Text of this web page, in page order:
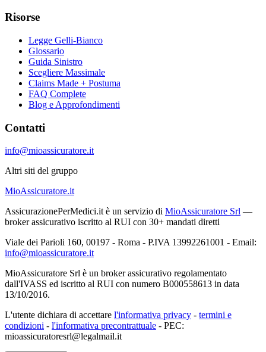
Risorse
Legge Gelli-Bianco
Glossario
Guida Sinistro
Scegliere Massimale
Claims Made + Postuma
FAQ Complete
Blog e Approfondimenti
Contatti
info@mioassicuratore.it
Altri siti del gruppo
MioAssicuratore.it
AssicurazionePerMedici.it è un servizio di MioAssicuratore Srl —
broker assicurativo iscritto al RUI con 30+ mandati diretti
Viale dei Parioli 160, 00197 - Roma - P.IVA 13992261001 - Email:
info@mioassicuratore.it
MioAssicuratore Srl è un broker assicurativo regolamentato
dall'IVASS ed iscritto al RUI con numero B000558613 in data
13/10/2016.
L'utente dichiara di accettare l'informativa privacy - termini e
condizioni - l'informativa precontrattuale - PEC:
mioassicuratoresrl@legalmail.it